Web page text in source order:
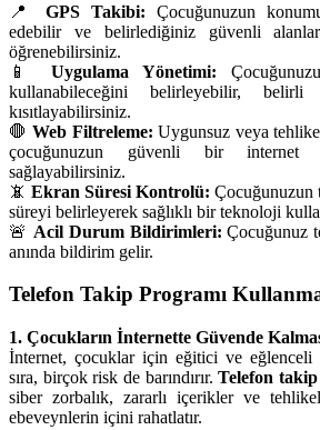
📍 GPS Takibi: Çocuğunuzun
edebilir ve belirlediğiniz güvenli
öğrenebilirsiniz.
📱 Uygulama Yönetimi:
kullanabileceğini belirleyebilir, belirli
kısıtlayabilirsiniz.
🛑 Web Filtreleme: Uygunsuz veya
çocuğunuzun güvenli bir internet
sağlayabilirsiniz.
📵 Ekran Süresi Kontrolü: Çocuğunuzun
süreyi belirleyerek sağlıklı bir teknoloji
🚨 Acil Durum Bildirimleri: Çocuğunuz
anında bildirim gelir.
Telefon Takip Programı
1. Çocukların İnternette Güvende
İnternet, çocuklar için eğitici ve eğlenceli
sıra, birçok risk de barındırır.Telefon
siber zorbalık, zararlı içerikler ve
ebeveynlerin içini rahatlatır.